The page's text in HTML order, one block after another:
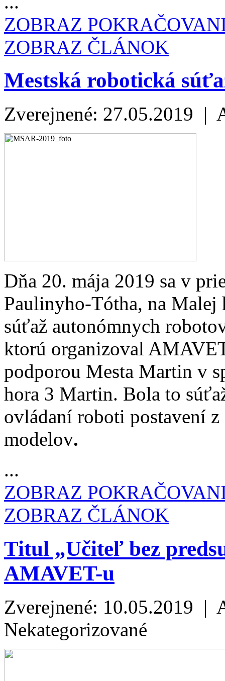
ZOBRAZ
ZOBRAZ ČLÁNOK
Mestská robotická
Zverejnené: 27.05.2019 |
Dňa 20. mája 2019 sa v
Paulinyho-Tótha, na
súťaž autonómnych
ktorú organizoval
podporou Mesta Martin v
hora 3 Martin. Bola to
ovládaní roboti postavení
modelov.
...
ZOBRAZ
ZOBRAZ ČLÁNOK
Titul „Učiteľ bez
AMAVET-u
Zverejnené: 10.05.2019 |
Nekategorizované